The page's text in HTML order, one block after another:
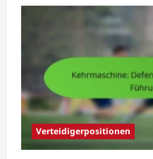
Defensives
Mittelfeld:
Tackling,
Positionierung,
Unterstützung
Verteidigerpositionen